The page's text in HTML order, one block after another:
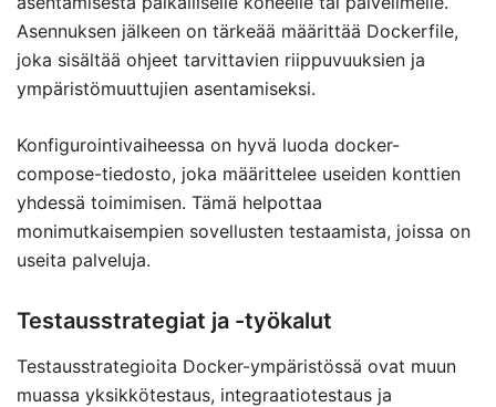
Asennuksen jälkeen on tärkeää määrittää Dockerfile,
joka sisältää ohjeet tarvittavien riippuvuuksien ja
ympäristömuuttujien asentamiseksi.
Konfigurointivaiheessa on hyvä luoda docker-
compose-tiedosto, joka määrittelee useiden konttien
yhdessä toimimisen. Tämä helpottaa
monimutkaisempien sovellusten testaamista, joissa on
useita palveluja.
Testausstrategiat ja -työkalut
Testausstrategioita Docker-ympäristössä ovat muun
muassa yksikkötestaus, integraatiotestaus ja